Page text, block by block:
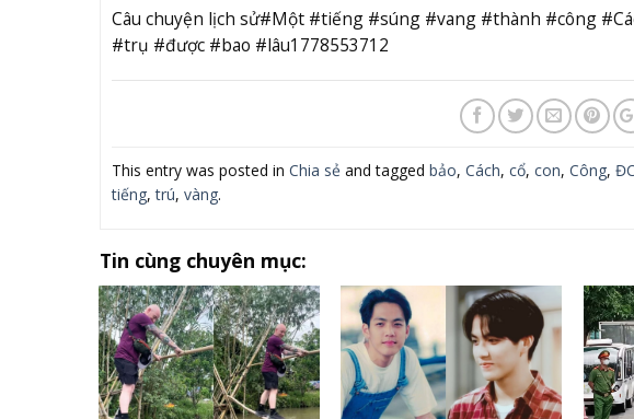
Câu chuyện lịch sử#Một #tiếng #súng #vang #thành #công
#trụ #được #bao #lâu1778553712
This entry was posted in Chia sẻ and tagged bảo, Cách, cổ, con, Công,
tiếng,trú, vàng.
Tin cùng chuyên mục: